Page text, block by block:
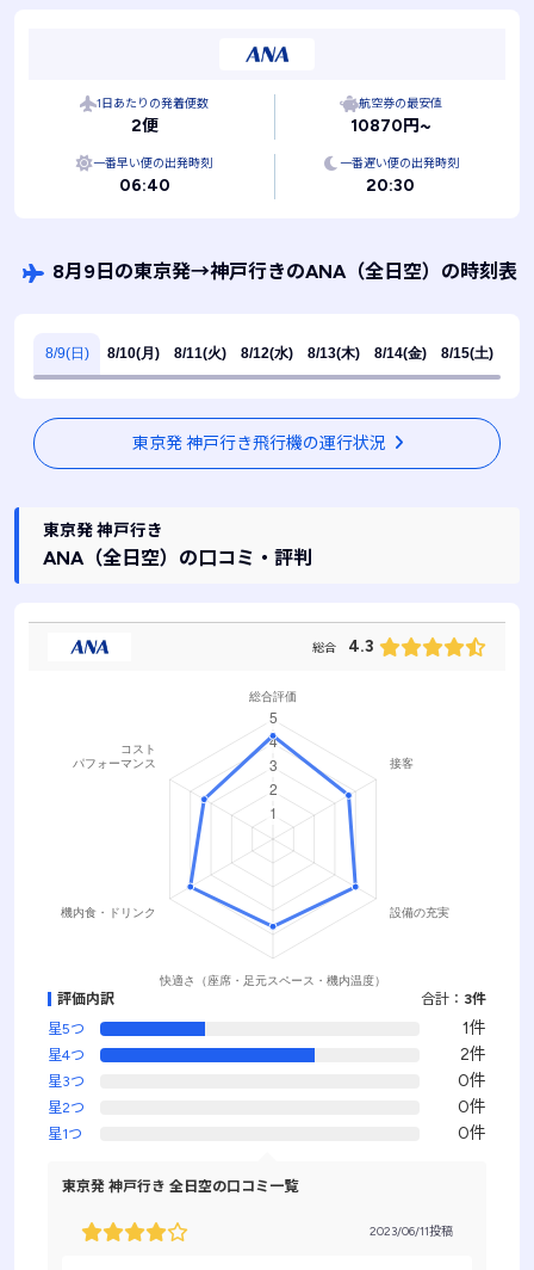
1日あたりの発着便数
2便
航空券の最安値
10870円~
一番早い便の出発時刻
06:40
一番遅い便の出発時刻
20:30
8月9日の東京発→神戸行きのANA（全日空） の時刻表
8/9(日) 8/10(月) 8/11(火) 8/12(水) 8/13(木) 8/14(金) 8/15(土)
東京発 神戸行き飛行機の運行状況
東京発 神戸行き
ANA（全日空） の口コミ・評判
総合 4.3
評価内訳 合計： 3件
星5つ
1件
星4つ 2件
星3つ 0件
星2つ 0件
星1つ 0件
東京発 神戸行き 全日空の口コミ一覧
2023/06/11投稿